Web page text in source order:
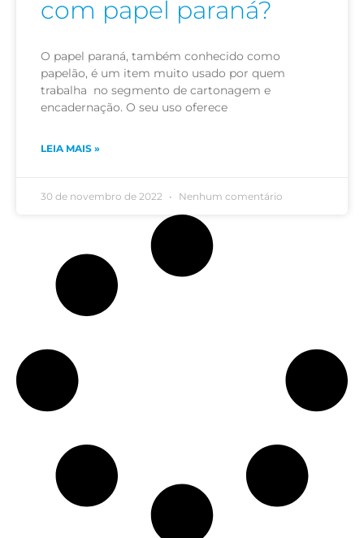
com papel paraná?
O papel paraná, também conhecido como
papelão, é um item muito usado por quem
trabalha no segmento de cartonagem e
encadernação. O seu uso oferece
LEIA MAIS »
30 de novembro de 2022 Nenhum comentário